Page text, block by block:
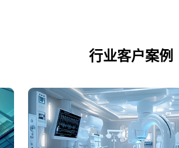
行业客户案例